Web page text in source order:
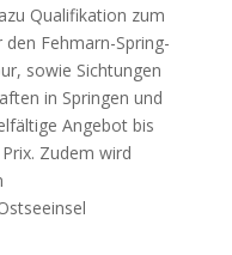
Qualifikation zum
Fehmarn-Spring-
sowie Sichtungen
in Springen und
Angebot bis
Zudem wird